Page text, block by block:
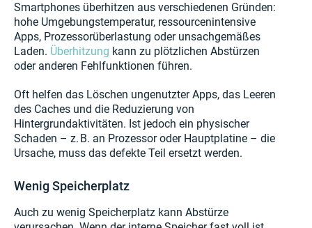
Smartphones überhitzen aus verschiedenen Gründen:
hohe Umgebungstemperatur, ressourcenintensive
Apps, Prozessorüberlastung oder unsachgemäßes
Laden. Überhitzung kann zu plötzlichen Abstürzen
oder anderen Fehlfunktionen führen.
Oft helfen das Löschen ungenutzter Apps, das Leeren
des Caches und die Reduzierung von
Hintergrundaktivitäten. Ist jedoch ein physischer
Schaden – z. B. an Prozessor oder Hauptplatine – die
Ursache, muss das defekte Teil ersetzt werden.
Wenig Speicherplatz
Auch zu wenig Speicherplatz kann Abstürze